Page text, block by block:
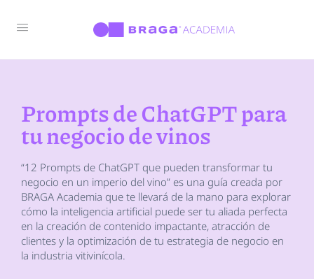
Prompts de ChatGPT para
tu negocio de vinos
“12 Prompts de ChatGPT que pueden transformar tu
negocio en un imperio del vino” es una guía creada por
BRAGA Academia que te llevará de la mano para explorar
cómo la inteligencia artificial puede ser tu aliada perfecta
en la creación de contenido impactante, atracción de
clientes y la optimización de tu estrategia de negocio en
la industria vitivinícola.